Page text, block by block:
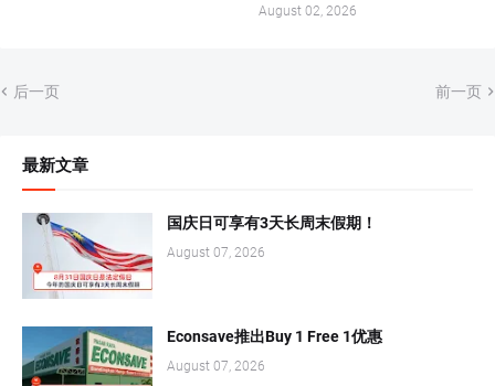
August 02, 2026
后一页 前一页
最新文章
国庆日可享有3天长周末假期！
August 07, 2026
Econsave推出Buy 1 Free 1优惠
August 07, 2026